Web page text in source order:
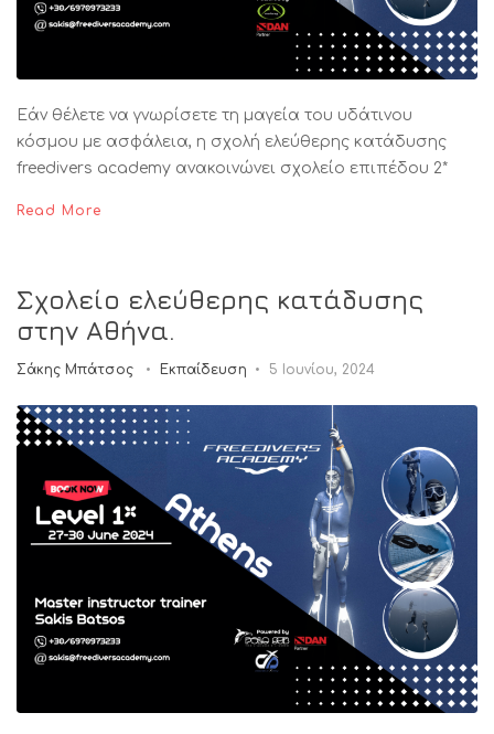
Εάν θέλετε να γνωρίσετε τη μαγεία του υδάτινου
κόσμου με ασφάλεια, η σχολή ελεύθερης κατάδυσης
freedivers academy ανακοινώνει σχολείο επιπέδου 2*
Read More
Σχολείο ελεύθερης κατάδυσης
στην Αθήνα.
Σάκης Μπάτσος Εκπαίδευση 5 Ιουνίου, 2024